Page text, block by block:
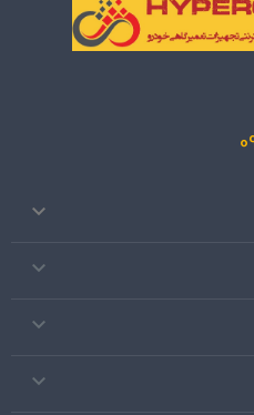



